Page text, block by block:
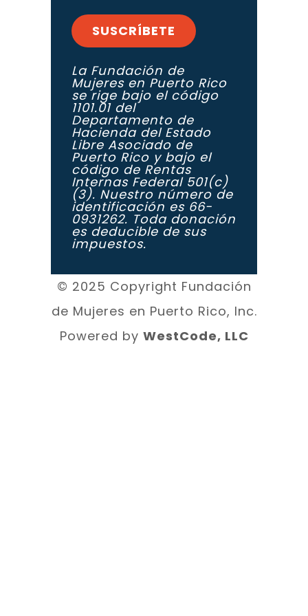
SUSCRÍBETE
La Fundación de
Mujeres en Puerto Rico
se rige bajo el código
1101.01 del
Departamento de
Hacienda del Estado
Libre Asociado de
Puerto Rico y bajo el
código de Rentas
Internas Federal 501(c)
(3). Nuestro número de
identificación es 66-
0931262. Toda donación
es deducible de sus
impuestos.
© 2025 Copyright Fundación
de Mujeres en Puerto Rico, Inc.
Powered by WestCode, LLC